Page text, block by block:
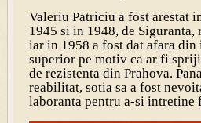
Valeriu Patriciu a fost arestat
1945 si in 1948, de Siguranta,
iar in 1958 a fost dat afara
superior pe motiv ca ar fi
de rezistenta din Prahova.
reabilitat, sotia sa a fost
laboranta pentru a-si intretine